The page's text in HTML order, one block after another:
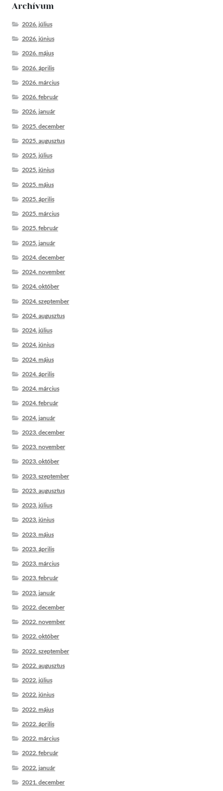
Archívum
2026. július
2026. június
2026. május
2026. április
2026. március
2026. február
2026. január
2025. december
2025. augusztus
2025. július
2025. június
2025. május
2025. április
2025. március
2025. február
2025. január
2024. december
2024. november
2024. október
2024. szeptember
2024. augusztus
2024. július
2024. június
2024. május
2024. április
2024. március
2024. február
2024. január
2023. december
2023. november
2023. október
2023. szeptember
2023. augusztus
2023. július
2023. június
2023. május
2023. április
2023. március
2023. február
2023. január
2022. december
2022. november
2022. október
2022. szeptember
2022. augusztus
2022. július
2022. június
2022. május
2022. április
2022. március
2022. február
2022. január
2021. december